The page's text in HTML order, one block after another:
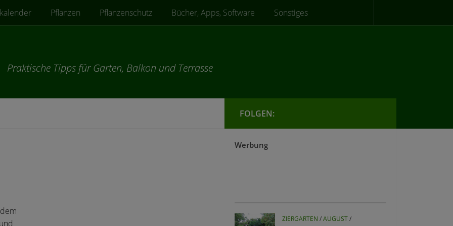
Pflanzen Pflanzenschutz Bücher, Apps, Software Sonstiges
Praktische Tipps für Garten, Balkon und Terrasse
FOLGEN:
Werbung
ZIERGARTEN /AUGUST/